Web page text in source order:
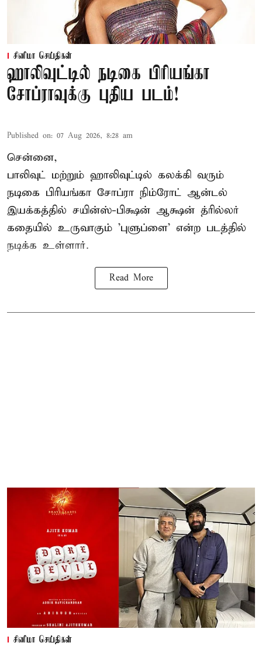
சினிமா செய்திகள்
ஹாலிவுட்டில் நடிகை பிரியங்கா
சோப்ராவுக்கு புதிய படம்!
Published on: 07 Aug 2026, 8:28 am
சென்னை,
பாலிவுட் மற்றும் ஹாலிவுட்டில் கலக்கி வரும்
நடிகை பிரியங்கா சோப்ரா நிம்ரோட் ஆன்டல்
இயக்கத்தில் சயின்ஸ்-பிக்ஷன் ஆக்ஷன் த்ரில்லர்
கதையில் உருவாகும் 'புளுப்ளை' என்ற படத்தில்
நடிக்க உள்ளார்.
Read More
சினிமா செய்திகள்